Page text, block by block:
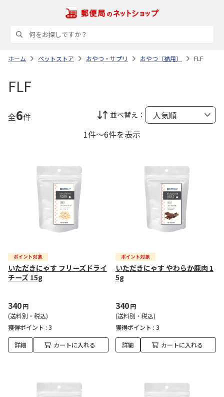
ホーム ペットストア おやつ・サプリ おやつ（猫用） FLF
FLF
全6件 並べ替え：
1件～6件を表示
いただきにゃす フリーズドライ
チーズ 15g
340円
(送料別・税込)
獲得ポイント : 3
詳細 カートに入れる
いただきにゃす やわらか鹿肉 1
5g
340円
(送料別・税込)
獲得ポイント : 3
詳細 カートに入れる